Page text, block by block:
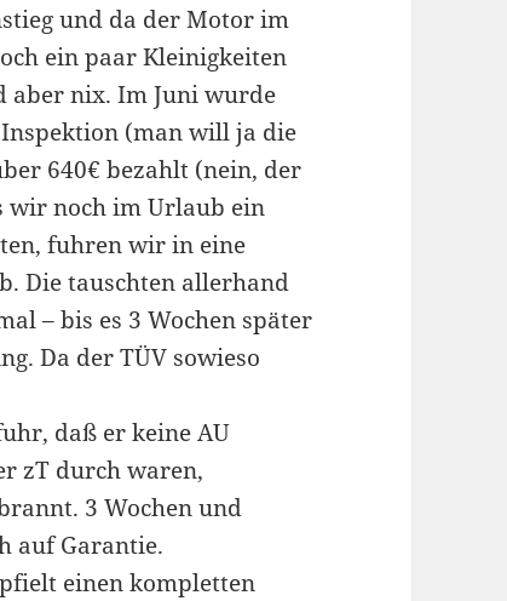
und da der Motor im
ein paar Kleinigkeiten
aber nix. Im Juni wurde
(man will ja die
640€ bezahlt (nein, der
wir noch im Urlaub ein
fuhren wir in eine
Die tauschten allerhand
– bis es 3 Wochen später
Da der TÜV sowieso
daß er keine AU
zT durch waren,
3 Wochen und
auf Garantie.
einen kompletten